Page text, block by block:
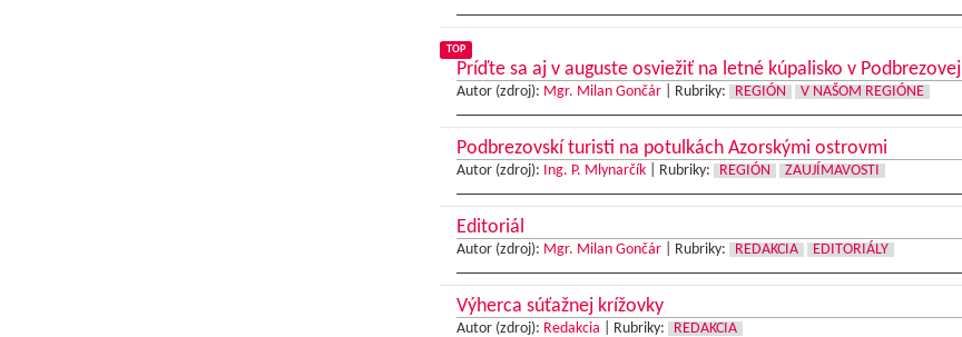
TOP
Príďte sa aj v auguste osviežiť na letné kúpalisko v Podbrezovej
Autor (zdroj): Mgr. Milan Gončár| Rubriky: REGIÓN V NAŠOM REGIÓNE
Podbrezovskí turisti na potulkách Azorskými ostrovmi
Autor (zdroj): Ing. P. Mlynarčík| Rubriky: REGIÓN ZAUJÍMAVOSTI
Editoriál
Autor (zdroj): Mgr. Milan Gončár| Rubriky: REDAKCIA EDITORIÁLY
Výherca súťažnej krížovky
Autor (zdroj): Redakcia Rubriky: REDAKCIA